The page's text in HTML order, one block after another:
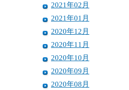
2021年02月
2021年01月
2020年12月
2020年11月
2020年10月
2020年09月
2020年08月